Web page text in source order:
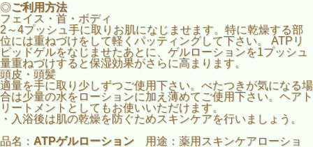
◎ご利用方法
フェイス・首・ボディ
2～4プッシュ手に取りお肌になじませます。特に乾燥する部
位には重ねづけをして軽くパッティングして下さい。 ATPリ
ピッドゲルをなじませたあとに、ゲルローションを1プッシュ
量重ねづけすると保湿効果がさらに高まります。
頭皮・頭髪
適量を手に取り少しずつご使用下さい。べたつきが気になる場
合は少量の水をローションに加え薄めてご使用下さい。ヘアト
リートメントとしてもお使いいただけます。
・入浴後は肌の乾燥を防ぐためスキンケアを行いましょう。
品名： ATPゲルローション 用途：薬用スキンケアローショ